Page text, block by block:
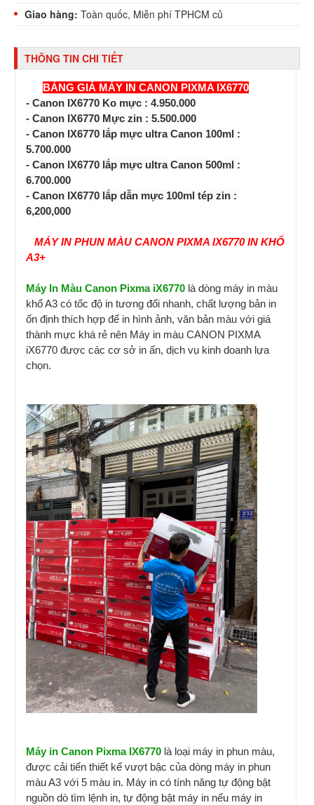
Giao hàng: Toàn quốc, Miễn phí TPHCM củ
THÔNG TIN CHI TIẾT
BẢNG GIÁ MÁY IN CANON PIXMA IX6770
- Canon IX6770 Ko mực : 4.950.000
- Canon IX6770 Mực zin : 5.500.000
- Canon IX6770 lắp mực ultra Canon 100ml :
5.700.000
- Canon IX6770 lắp mực ultra Canon 500ml :
6.700.000
- Canon IX6770 lắp dẫn mực 100ml tép zin :
6,200,000
MÁY IN PHUN MÀU CANON PIXMA IX6770 IN KHỔ
A3+
Máy In Màu Canon Pixma iX6770 là dòng máy in màu
khổ A3 có tốc độ in tương đối nhanh, chất lượng bản in
ổn định thích hợp để in hình ảnh, văn bản màu với giá
thành mực khá rẻ nên Máy in màu CANON PIXMA
iX6770 được các cơ sở in ấn, dịch vụ kinh doanh lựa
chọn.
Máy in Canon Pixma IX6770 là loại máy in phun màu,
được cải tiến thiết kế vượt bậc của dòng máy in phun
màu A3 với 5 màu in. Máy in có tính năng tự động bật
nguồn dò tìm lệnh in, tự động bật máy in nếu máy in